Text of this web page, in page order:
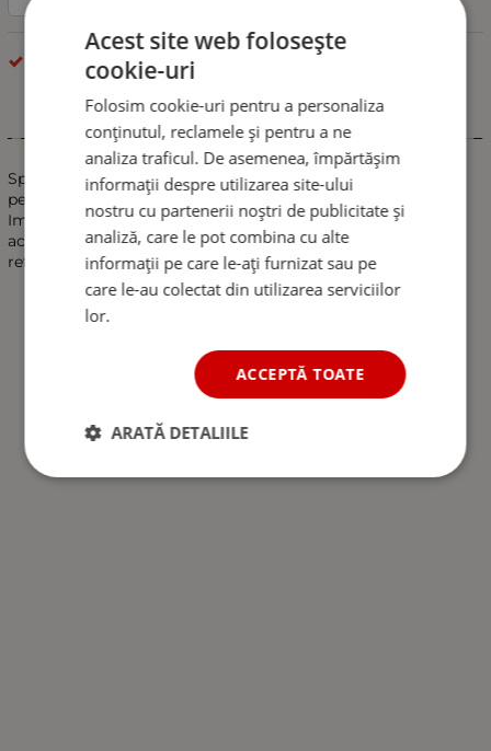
DIFERITE
Informații
Specificatii: -Culoare : verde -Banda reflectorizanta continua
pentru conturul camioanelor si semiremorcilor -
Imbunatateste vizibilitatea si scade riscul reducerii
accidentelor -Lungime 45.7 m -Latime aprox. 5.5 cm -Profil
reflectorizant tip fagure.
Acest site web folosește
cookie-uri
Folosim cookie-uri pentru a personaliza
conținutul, reclamele și pentru a ne
analiza traficul. De asemenea, împărtășim
informații despre utilizarea site-ului
nostru cu partenerii noștri de publicitate și
analiză, care le pot combina cu alte
informații pe care le-ați furnizat sau pe
care le-au colectat din utilizarea serviciilor
lor.
ACCEPTĂ TOATE
ARATĂ DETALIILE